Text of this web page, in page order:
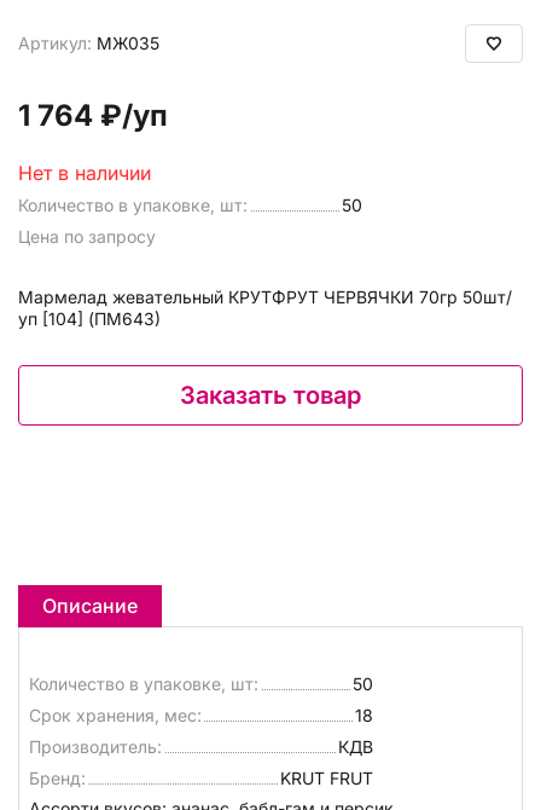
Артикул: МЖ035
1 764 ₽/уп
Нет в наличии
Количество в упаковке, шт:
50
Цена по запросу
Мармелад жевательный КРУТФРУТ ЧЕРВЯЧКИ 70гр 50шт/
уп [104] (ПМ643)
Заказать товар
Описание
Количество в упаковке, шт:
50
Срок хранения, мес:
18
Производитель:
КДВ
Бренд:
KRUT FRUT